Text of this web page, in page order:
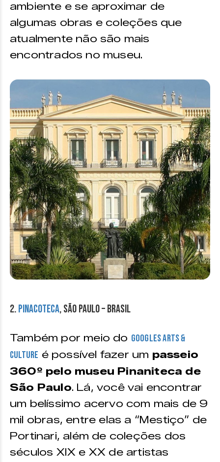
ambiente e se aproximar de
algumas obras e coleções que
atualmente não são mais
encontrados no museu.
2.Pinacoteca, São Paulo – Brasil
Também por meio do Googles Arts &
Culture é possível fazer um passeio
360º pelo museu Pinaniteca de
São Paulo. Lá, você vai encontrar
um belíssimo acervo com mais de 9
mil obras, entre elas a “Mestiço” de
Portinari, além de coleções dos
séculos XIX e XX de artistas